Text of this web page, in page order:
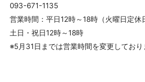
093-671-1135
営業時間：平日12時～18時（火曜日定休
土日・祝日12時～18時
※5月31日までは営業時間を変更しており